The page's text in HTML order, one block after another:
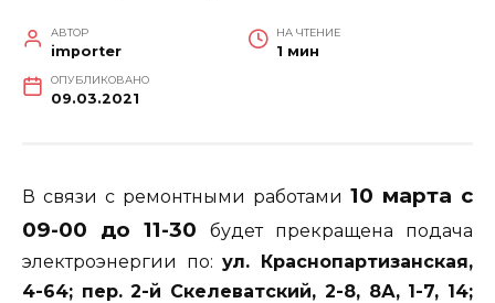
АВТОР
importer
НА ЧТЕНИЕ
1 мин
ОПУБЛИКОВАНО
09.03.2021
В связи с ремонтными работами 10 марта с
09-00 до 11-30 будет прекращена подача
электроэнергии по:ул. Краснопартизанская,
4-64; пер. 2-й Скелеватский, 2-8, 8А, 1-7, 14;